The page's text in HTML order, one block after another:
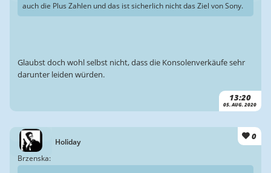
13:20
05. AUG. 2020
auch die Plus Zahlen und das ist sicherlich nicht das Ziel von Sony.
Glaubst doch wohl selbst nicht, dass die Konsolenverkäufe sehr
darunter leiden würden.
Holiday
0
Brzenska: